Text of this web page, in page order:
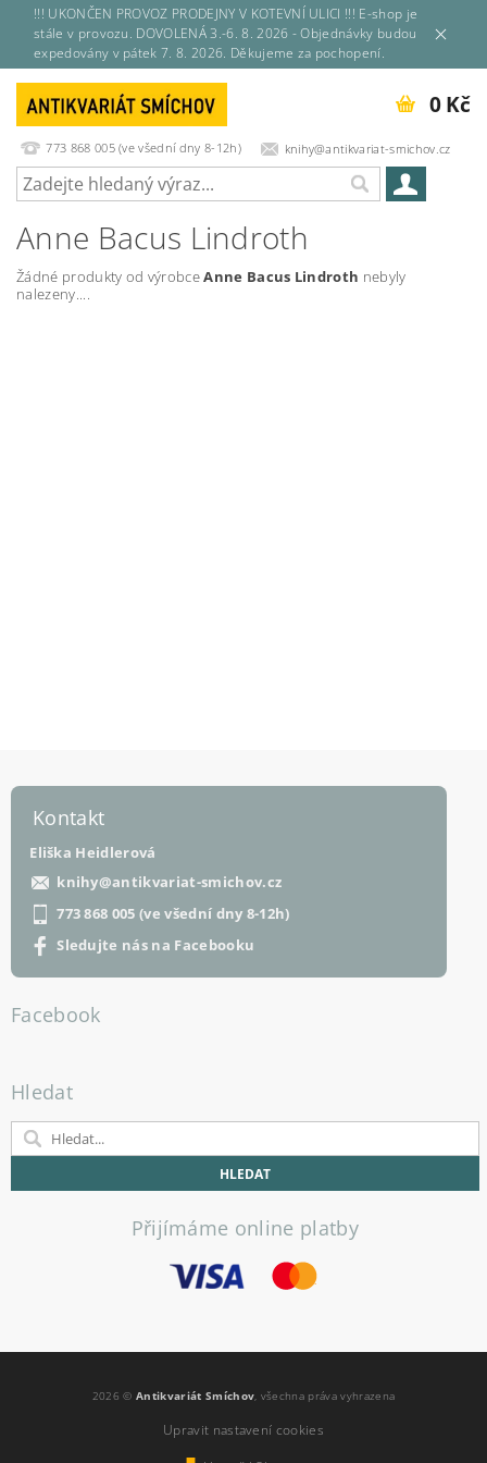
!!! UKONČEN PROVOZ PRODEJNY V KOTEVNÍ ULICI !!! E-shop je
stále v provozu. DOVOLENÁ 3.-6. 8. 2026 - Objednávky budou
expedovány v pátek 7. 8. 2026. Děkujeme za pochopení.
773 868 005 (ve všední dny 8-12h) knihy@antikvariat-smichov.cz
0 Kč
Anne Bacus Lindroth
Žádné produkty od výrobceAnne Bacus Lindroth nebyly
nalezeny....
Kontakt
Eliška Heidlerová
knihy@antikvariat-smichov.cz
773 868 005 (ve všední dny 8-12h)
Sledujte nás na Facebooku
Facebook
Hledat
Přijímáme online platby
2026 ©Antikvariát Smíchov , všechna práva vyhrazena
Upravit nastavení cookies